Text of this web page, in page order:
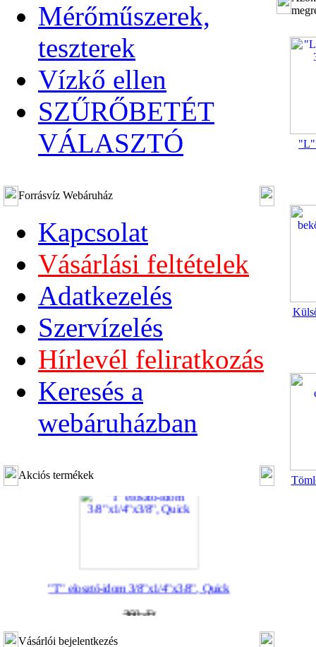
Mérőműszerek,
teszterek
Vízkő ellen
SZŰRŐBETÉT
VÁLASZTÓ
Forrásvíz Webáruház
Kapcsolat
Vásárlási feltételek
Adatkezelés
Szervízelés
Hírlevél feliratkozás
Keresés a
webáruházban
Akciós termékek
"T" elosztó-idom 3/8"x1/4"x3/8", Quick
360,-Ft
320,-Ft
Vásárlói bejelentkezés
"L"